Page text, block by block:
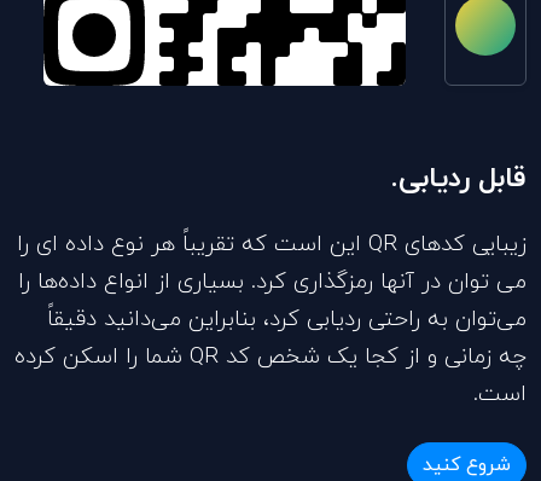
قابل ردیابی.
زیبایی کدهای QR این است که تقریباً هر نوع داده ای را
می توان در آنها رمزگذاری کرد. بسیاری از انواع داده‌ها را
می‌توان به راحتی ردیابی کرد، بنابراین می‌دانید دقیقاً
چه زمانی و از کجا یک شخص کد QR شما را اسکن کرده
است.
شروع کنید